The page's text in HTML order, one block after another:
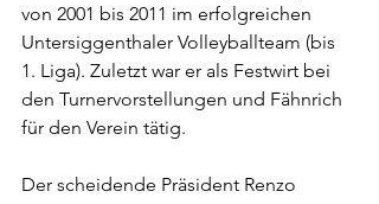
von 2001 bis 2011 im erfolgreichen
Untersiggenthaler Volleyballteam (bis
1. Liga). Zuletzt war er als Festwirt bei
den Turnervorstellungen und Fähnrich
für den Verein tätig.
Der scheidende Präsident Renzo